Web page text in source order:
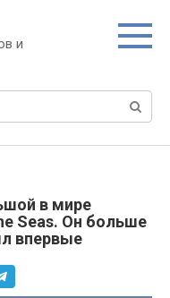
и
в мире
Seas. Он больше
впервые